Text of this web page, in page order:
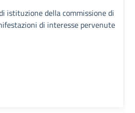
istituzione della commissione di
di interesse pervenute